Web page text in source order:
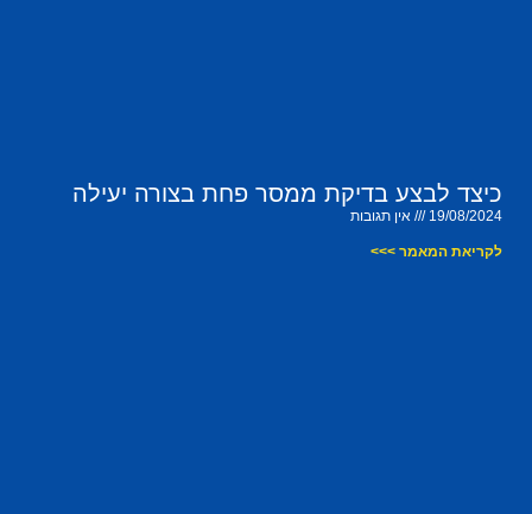
כיצד לבצע בדיקת ממסר פחת בצורה יעילה
19/08/2024 אין תגובות
לקריאת המאמר >>>